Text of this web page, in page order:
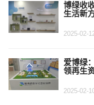
博绿收
生活新
2025-02-
爱博绿
领再生
2025-02-